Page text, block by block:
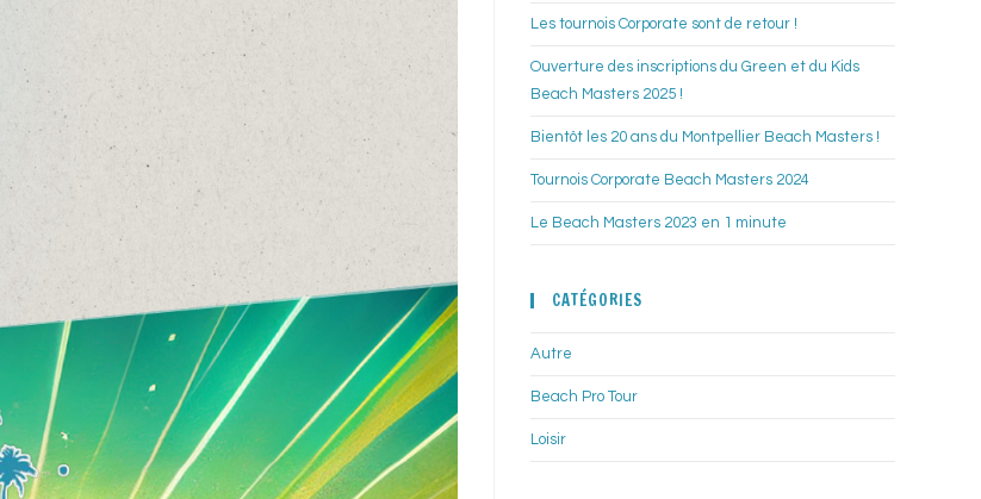
Les tournois Corporate sont de retour !
Ouverture des inscriptions du Green et du Kids
Beach Masters 2025 !
Bientôt les 20 ans du Montpellier Beach Masters !
Tournois Corporate Beach Masters 2024
Le Beach Masters 2023 en 1 minute
CATÉGORIES
Autre
Beach Pro Tour
Loisir